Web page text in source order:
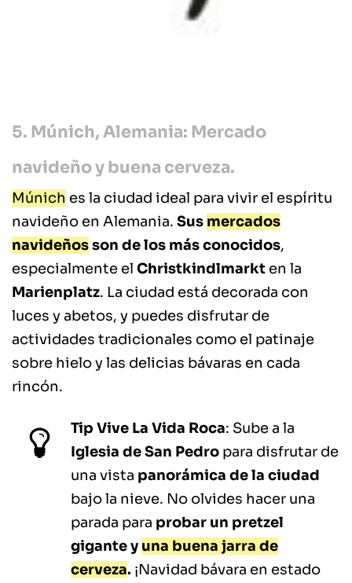
5. Múnich, Alemania: Mercado
navideño y buena cerveza.
Múnich es la ciudad ideal para vivir el espíritu
navideño en Alemania. Sus mercados
navideñosson de los más conocidos,
especialmente el Christkindlmarkt en la
Marienplatz. La ciudad está decorada con
luces y abetos, y puedes disfrutar de
actividades tradicionales como el patinaje
sobre hielo y las delicias bávaras en cada
rincón.
Tip Vive La Vida Roca: Sube a la
Iglesia de San Pedro para disfrutar de
una vista panorámica de la ciudad
bajo la nieve. No olvides hacer una
parada para probar un pretzel
gigante y una buena jarra de
cerveza. ¡Navidad bávara en estado